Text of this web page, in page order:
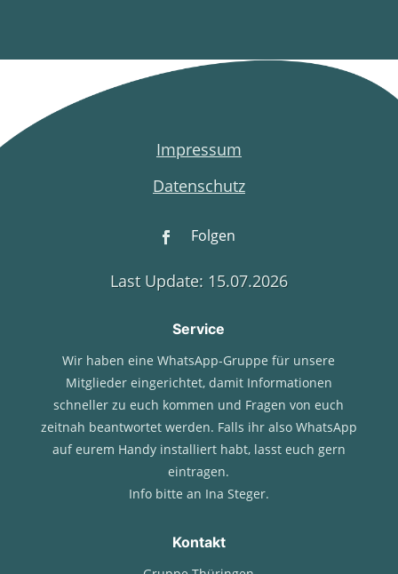
Impressum
Datenschutz
Folgen
Last Update: 15.07.2026
Service
Wir haben eine WhatsApp-Gruppe für unsere
Mitglieder eingerichtet, damit Informationen
schneller zu euch kommen und Fragen von euch
zeitnah beantwortet werden. Falls ihr also WhatsApp
auf eurem Handy installiert habt, lasst euch gern
eintragen.
Info bitte an Ina Steger.
Kontakt